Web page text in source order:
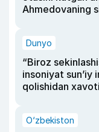
Ahmedovaning
Dunyo
“Biroz
insoniyat
qolishidan
O‘zbekiston